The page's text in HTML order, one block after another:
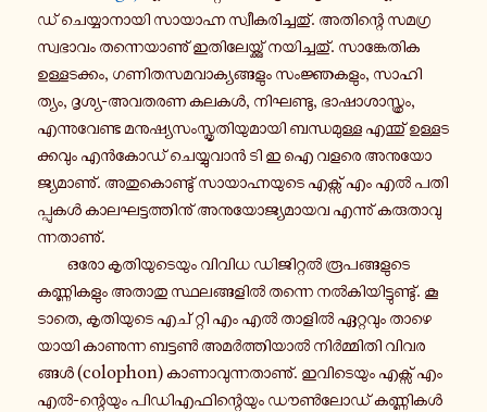
ഡ് ചെ​യ്യാ​നാ​യി സാ​യാ​ഹ്ന സ്വീ​ക​രി​ച്ച​തു്. അതി​ന്റെ സമ​ഗ്ര​
സ്വ​ഭാ​വം തന്നെ​യാ​ണു് ഇതി​ലേ​യ്ക്കു് നയി​ച്ച​തു്. സാ​ങ്കേ​തിക
ഉള്ള​ട​ക്കം, ഗണി​ത​സ​മ​വാ​ക്യ​ങ്ങ​ളും സം​ജ്ഞ​ക​ളും, സാ​ഹി​
ത്യം, ദൃശ്യ-​അവതരണ കലകൾ, നി​ഘ​ണ്ടു, ഭാ​ഷാ​ശാ​സ്ത്രം,
എന്നു​വേ​ണ്ട മനു​ഷ്യ​സം​സ്കൃ​തി​യു​മാ​യി ബന്ധ​മു​ള്ള എന്തു് ഉള്ള​ട​
ക്ക​വും എൻ​കോ​ഡ് ചെ​യ്യു​വാൻ ടി ഇ ഐ വളരെ അനു​യോ​
ജ്യ​മാ​ണു്. അതു​കൊ​ണ്ടു് സാ​യാ​ഹ്ന​യു​ടെ എക്സ് എം എൽ പതി​
പ്പു​കൾ കാ​ല​ഘ​ട്ട​ത്തി​നു് അനു​യോ​ജ്യ​മാ​യവ എന്നു് കരു​താ​വു​
ന്ന​താ​ണു്.
ഒരോ കൃ​തി​യു​ടെ​യും വിവിധ ഡി​ജി​റ്റൽ രൂ​പ​ങ്ങ​ളു​ടെ
കണ്ണി​ക​ളും അതാതു സ്ഥ​ല​ങ്ങ​ളിൽ തന്നെ നൽ​കി​യി​ട്ടു​ണ്ടു്. കൂ​
ടാ​തെ, കൃ​തി​യു​ടെ എച് റ്റി എം എൽ താളിൽ ഏറ്റ​വും താ​ഴെ​
യാ​യി കാ​ണു​ന്ന ബട്ടൺ അമർ​ത്തി​യാൽ നിർ​മ്മി​തി വി​വ​ര​
ങ്ങൾ (colophon) കാ​ണാ​വു​ന്ന​താ​ണു്. ഇവി​ടെ​യും എക്സ് എം
എൽ-​ന്റെയും പി​ഡി​എ​ഫി​ന്റെ​യും ഡൗൺ​ലോ​ഡ് കണ്ണി​കൾ